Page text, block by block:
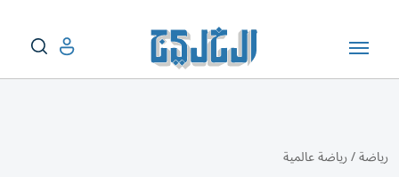
رياضة/رياضة عالمية